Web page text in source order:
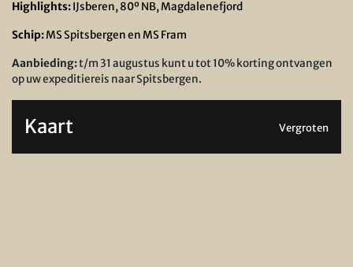
Highlights:IJsberen, 80º NB, Magdalenefjord
Schip:MS Spitsbergen en MS Fram
Aanbieding:t/m 31 augustus kunt u tot 10% korting ontvangen
op uw expeditiereis naar Spitsbergen.
Kaart Vergroten